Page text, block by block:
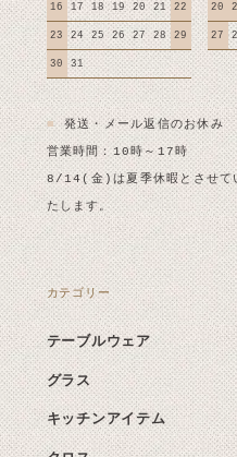
16 17 18 19 20 21 22
23 24 25 26 27 28 29
30 31
20
27
■発送・メール返信のお休み
営業時間：10時～17時
8/14(金)は夏季休暇とさせて
たします。
カテゴリー
テーブルウェア
グラス
キッチンアイテム